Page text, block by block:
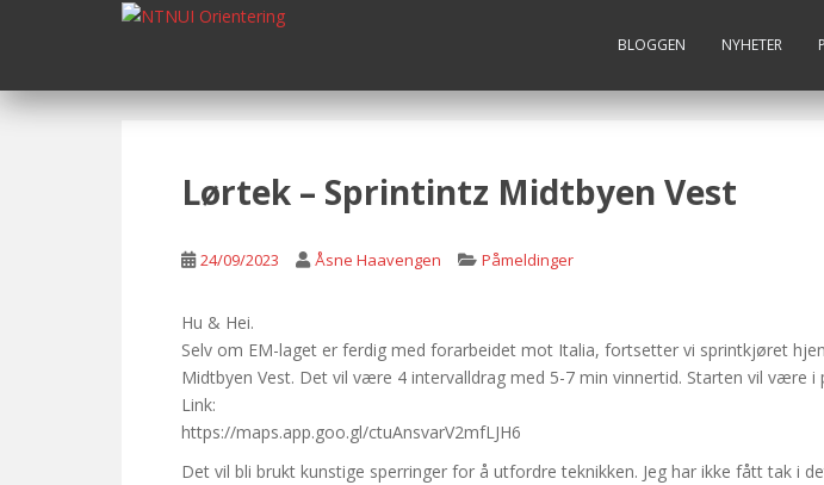
p
BLOGGEN NYHETER
Lørtek – Sprintintz Midtbyen Vest
24/09/2023 Åsne Haavengen Påmeldinger
Hu & Hei.
Selv om EM-laget er ferdig med forarbeidet mot Italia, fortsetter vi sprintkjøret
Midtbyen Vest. Det vil være 4 intervalldrag med 5-7 min vinnertid. Starten vil være
Link:
https://maps.app.goo.gl/ctuAnsvarV2mfLJH6
Det vil bli brukt kunstige sperringer for å utfordre teknikken. Jeg har ikke fått tak